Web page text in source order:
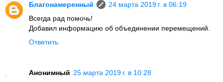
Благонамеренный
24 марта 2019 г. в 06:19
Всегда рад помочь!
Добавил информацию об объединении перемещений.
Ответить
Анонимный 25 марта 2019 г. в 10:28